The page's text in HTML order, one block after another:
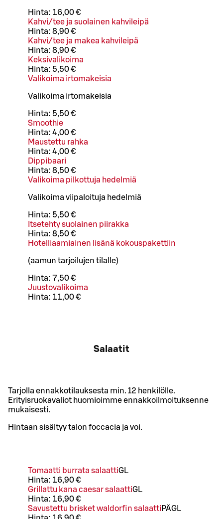
Hinta: 16,00 €
Kahvi/tee ja suolainen kahvileipä
Hinta: 8,90 €
Kahvi/tee ja makea kahvileipä
Hinta: 8,90 €
Keksivalikoima
Hinta: 5,50 €
Valikoima irtomakeisia
Valikoima irtomakeisia
Hinta: 5,50 €
Smoothie
Hinta: 4,00 €
Maustettu rahka
Hinta: 4,00 €
Dippibaari
Hinta: 8,50 €
Valikoima pilkottuja hedelmiä
Valikoima viipaloituja hedelmiä
Hinta: 5,50 €
Itsetehty suolainen piirakka
Hinta: 8,50 €
Hotelliaamiainen lisänä kokouspakettiin
(aamun tarjoilujen tilalle)
Hinta: 7,50 €
Juustovalikoima
Hinta: 11,00 €
Salaatit
Tarjolla ennakkotilauksesta min. 12 henkilölle.
Erityisruokavaliot huomioimme ennakkoilmoituksenne
mukaisesti.
Hintaan sisältyy talon foccacia ja voi.
Tomaatti burrata salaattiGL
Hinta: 16,90 €
Grillattu kana caesar salaattiGL
Hinta: 16,90 €
Savustettu brisket waldorfin salaatti PÄGL